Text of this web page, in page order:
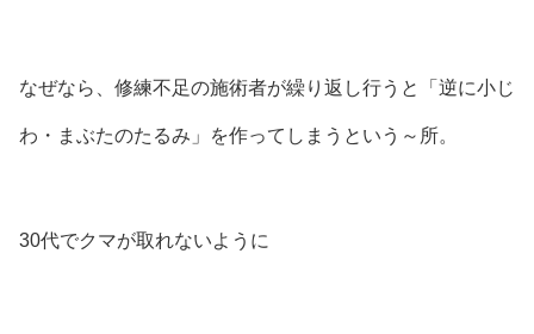
なぜなら、修練不足の施術者が繰り返し行うと「逆に小じ
わ・まぶたのたるみ」を作ってしまうという～所。
30代でクマが取れないように